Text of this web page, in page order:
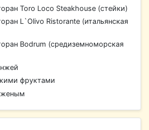
Toro Loco Steakhouse (стейки)
L`Olivo Ristorante (итальянская
Bodrum (средиземноморская
фруктами